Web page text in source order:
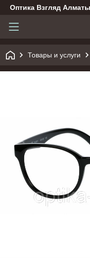
Оптика Взгляд Алматы
Товары и услуги